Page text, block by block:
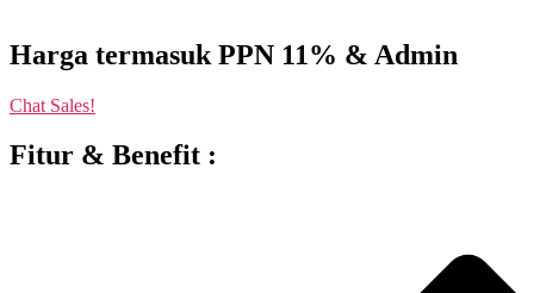
Harga termasuk PPN 11% & Admin
Chat Sales!
Fitur & Benefit :